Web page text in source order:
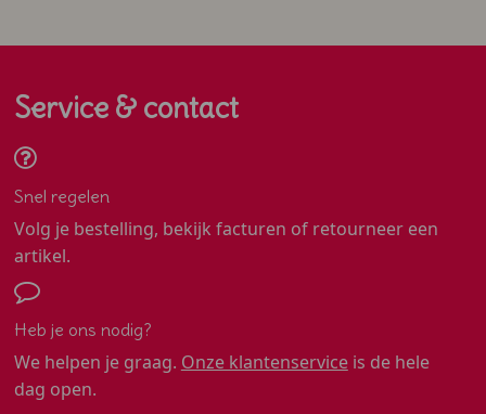
Service & contact
Snel regelen
Volg je bestelling, bekijk facturen of retourneer een
artikel.
Heb je ons nodig?
We helpen je graag. Onze klantenserviceis de hele
dag open.